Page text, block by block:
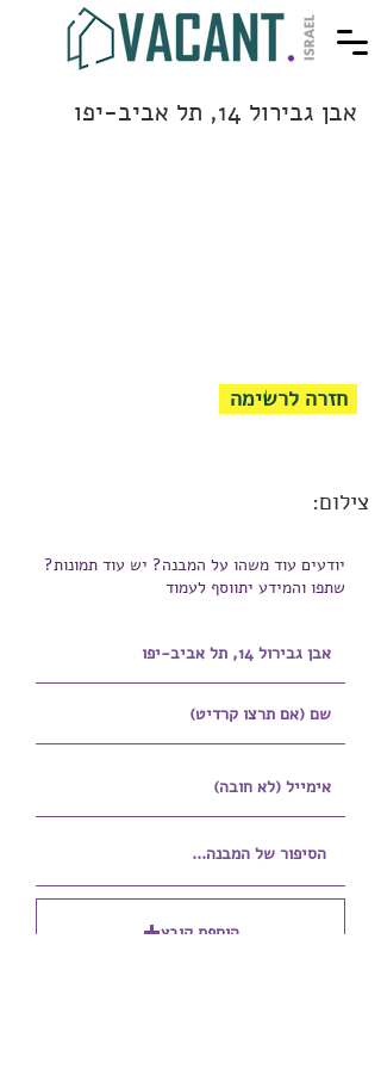
אבן גבירול 14, תל אביב-יפו
חזרה לרשימה
צילום:
יודעים עוד משהו על המבנה? יש עוד תמונות?
שתפו והמידע יתווסף לעמוד
הוספת קובץ